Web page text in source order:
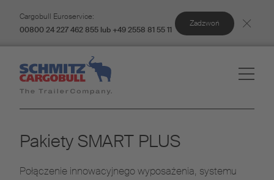
Cargobull Euroservice:
00800 24 227 462 855 lub +49 2558 81 55 11
Zadzwoń
Pakiety SMART PLUS
Połączenie innowacyjnego wyposażenia, systemu